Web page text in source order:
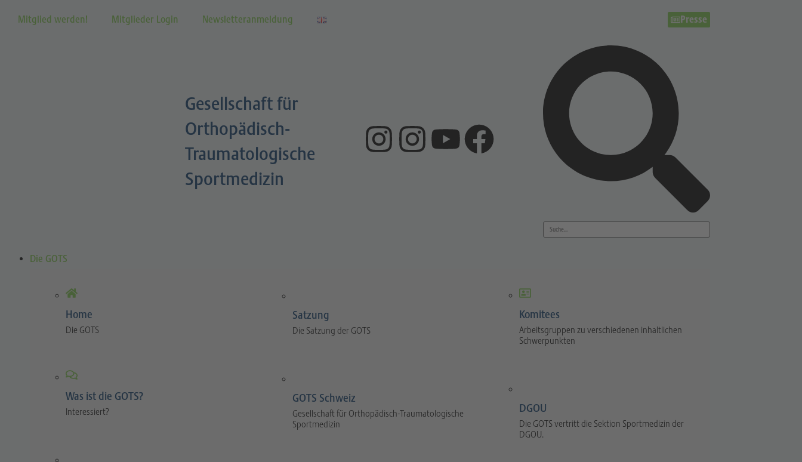
Mitglied werden! Mitglieder Login Newsletteranmeldung Presse
Gesellschaft für
Orthopädisch-
Traumatologische
Sportmedizin
Die GOTS
Home
Die GOTS
Was ist die GOTS?
Interessiert?
Satzung
Die Satzung der GOTS
GOTS Schweiz
Gesellschaft für Orthopädisch-Traumatologische
Sportmedizin
Komitees
Arbeitsgruppen zu verschiedenen inhaltlichen
Schwerpunkten
DGOU
Die GOTS vertritt die Sektion Sportmedizin der
DGOU.